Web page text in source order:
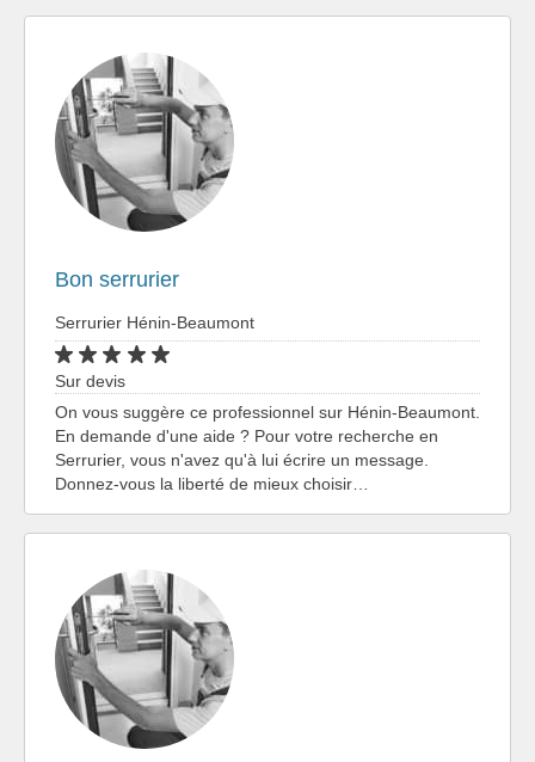
Bon serrurier
Serrurier Hénin-Beaumont
Sur devis
On vous suggère ce professionnel sur Hénin-Beaumont.
En demande d'une aide ? Pour votre recherche en
Serrurier, vous n'avez qu'à lui écrire un message.
Donnez-vous la liberté de mieux choisir…